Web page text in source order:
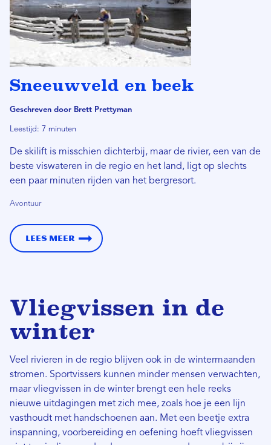
Sneeuwveld en beek
Geschreven door Brett Prettyman
Leestijd: 7 minuten
De skilift is misschien dichterbij, maar de rivier, een van de
beste viswateren in de regio en het land, ligt op slechts
een paar minuten rijden van het bergresort.
Avontuur
Lees meer
Vliegvissen in de
winter
Veel rivieren in de regio blijven ook in de wintermaanden
stromen. Sportvissers kunnen minder mensen verwachten,
maar vliegvissen in de winter brengt een hele reeks
nieuwe uitdagingen met zich mee, zoals hoe je een lijn
vasthoudt met handschoenen aan. Met een beetje extra
inspanning, voorbereiding en oefening hoeft vliegvissen